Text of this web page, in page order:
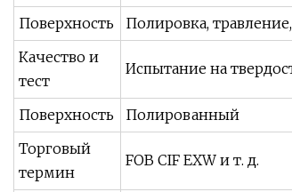
Поверхность
Полировка,
Качество и
тест
Испытание на
Поверхность
Полированный
Торговый
термин
FOB CIF EXW и т. д.